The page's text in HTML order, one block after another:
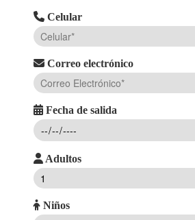
Celular
Correo electrónico
Fecha de salida
Adultos
Niños